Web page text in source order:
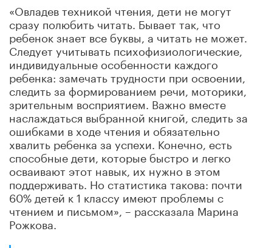
«Овладев техникой чтения, дети не могут
сразу полюбить читать. Бывает так, что
ребенок знает все буквы, а читать не может.
Следует учитывать психофизиологические,
индивидуальные особенности каждого
ребенка: замечать трудности при освоении,
следить за формированием речи, моторики,
зрительным восприятием. Важно вместе
наслаждаться выбранной книгой, следить за
ошибками в ходе чтения и обязательно
хвалить ребенка за успехи. Конечно, есть
способные дети, которые быстро и легко
осваивают этот навык, их нужно в этом
поддерживать. Но статистика такова: почти
60% детей к 1 классу имеют проблемы с
чтением и письмом», – рассказала Марина
Рожкова.